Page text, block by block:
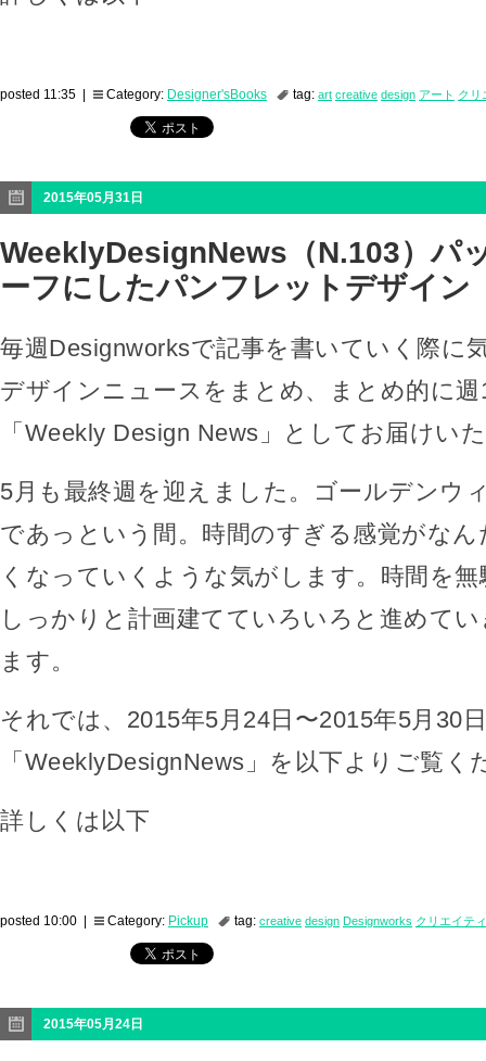
posted 11:35 | Category: Designer'sBooks tag: art creative design アート クリ
2015年05月31日
WeeklyDesignNews（N.103）パ
ーフにしたパンフレットデザイン
毎週Designworksで記事を書いていく際に
デザインニュースをまとめ、まとめ的に週
「Weekly Design News」としてお届けい
5月も最終週を迎えました。ゴールデンウ
であっという間。時間のすぎる感覚がな
くなっていくような気がします。時間を
しっかりと計画建てていろいろと進めて
ます。
それでは、2015年5月24日〜2015年5月30
「WeeklyDesignNews」を以下よりご覧く
詳しくは以下
posted 10:00 | Category: Pickup tag: creative design Designworks クリエイテ
2015年05月24日